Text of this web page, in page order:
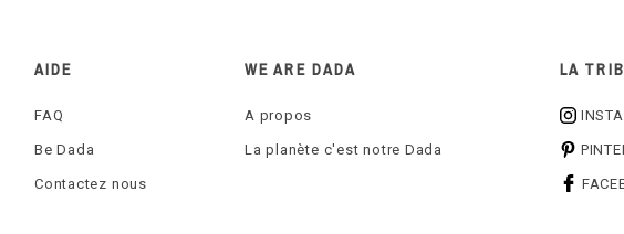
AIDE
FAQ
Be Dada
Contactez nous
WE ARE DADA
A propos
La planète c'est notre Dada
LA